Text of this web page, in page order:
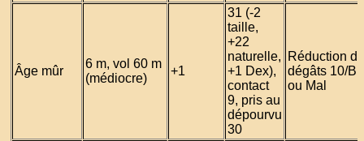
Âge mûr
6 m, vol 60 m
(médiocre)
+1
31 (-2
taille,
+22
naturelle,
+1 Dex),
contact
9, pris au
dépourvu
30
Réduction
dégâts 10/
ou Mal